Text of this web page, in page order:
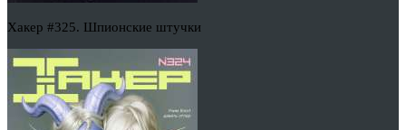
Хакер #325. Шпионские штучки